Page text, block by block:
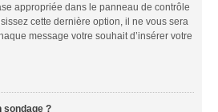
appropriée dans le panneau de contrôle
cette dernière option, il ne vous sera
message votre souhait d’insérer votre
sondage ?